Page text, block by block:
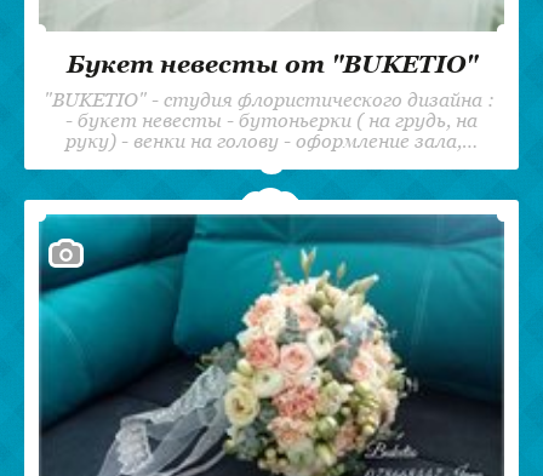
Букет невесты от "BUKETIO"
"BUKETIO" - студия флористического дизайна :
- букет невесты - бутоньерки ( на грудь, на
руку) - венки на голову - оформление зала,…